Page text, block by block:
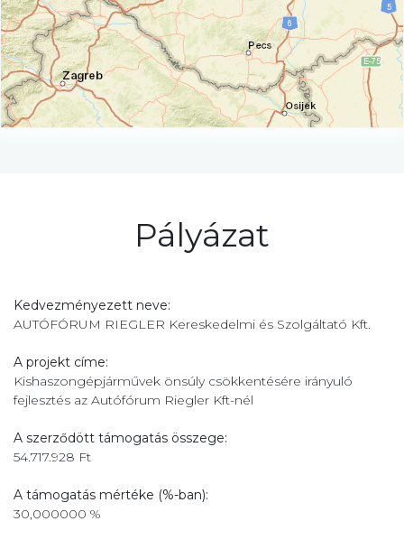
Pályázat
Kedvezményezett neve:
AUTÓFÓRUM RIEGLER Kereskedelmi és Szolgáltató Kft.
A projekt címe:
Kishaszongépjárművek önsúly csökkentésére irányuló
fejlesztés az Autófórum Riegler Kft-nél
A szerződött támogatás összege:
54.717.928 Ft
A támogatás mértéke (%-ban):
30,000000 %